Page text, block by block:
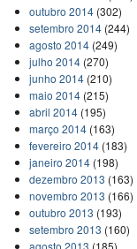
outubro 2014(302)
setembro 2014(244)
agosto 2014(249)
julho 2014(270)
junho 2014(210)
maio 2014(215)
abril 2014(195)
março 2014(163)
fevereiro 2014(183)
janeiro 2014(198)
dezembro 2013 (163)
novembro 2013 (166)
outubro 2013 (193)
setembro 2013 (160)